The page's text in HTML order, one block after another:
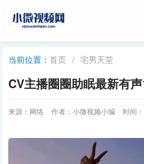
当前位置：首页 / 宅男天堂
CV主播圈圈助眠最新有
来源：网络 作者：小微视频小编 时间